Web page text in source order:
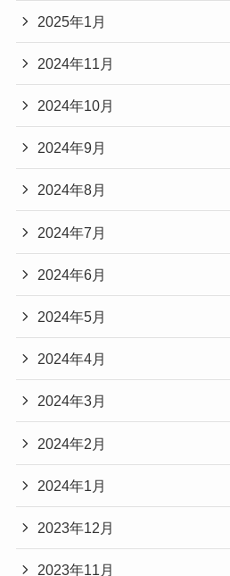
2025年1月
2024年11月
2024年10月
2024年9月
2024年8月
2024年7月
2024年6月
2024年5月
2024年4月
2024年3月
2024年2月
2024年1月
2023年12月
2023年11月